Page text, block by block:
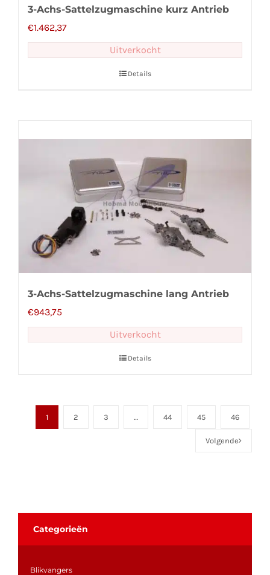
3-Achs-Sattelzugmaschine kurz Antrieb
€1.462,37
Uitverkocht
Details
3-Achs-Sattelzugmaschine lang Antrieb
€943,75
Uitverkocht
Details
1 2 3 … 44 45 46
Volgende
Categorieën
Blikvangers